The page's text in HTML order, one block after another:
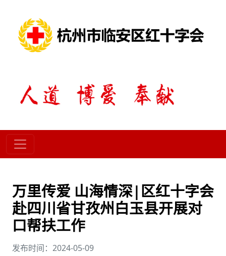
万里传爱 山海情深|区红十字会
赴四川省甘孜州白玉县开展对
口帮扶工作
发布时间：2024-05-09